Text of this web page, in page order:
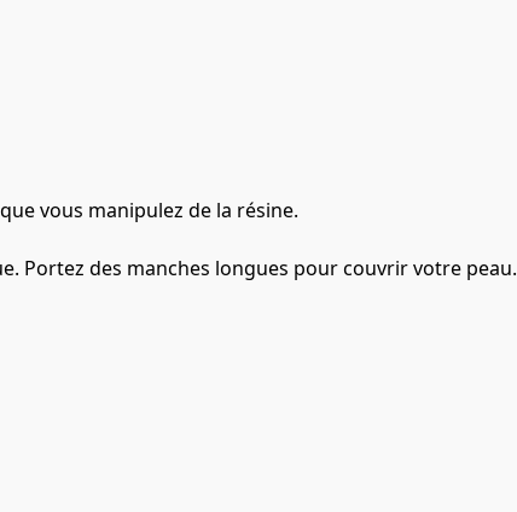
vous manipulez de la résine.
Portez des manches longues pour couvrir votre peau.